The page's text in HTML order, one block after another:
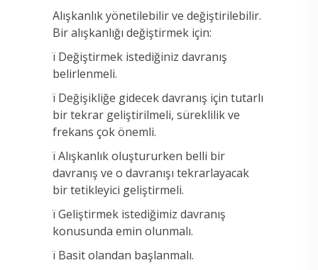
Alışkanlık yönetilebilir ve değiştirilebilir.
Bir alışkanlığı değiştirmek için:
ï Değiştirmek istediğiniz davranış
belirlenmeli.
ï Değişikliğe gidecek davranış için tutarlı
bir tekrar geliştirilmeli, süreklilik ve
frekans çok önemli.
ï Alışkanlık oluştururken belli bir
davranış ve o davranışı tekrarlayacak
bir tetikleyici geliştirmeli.
ï Geliştirmek istediğimiz davranış
konusunda emin olunmalı.
ï Basit olandan başlanmalı.